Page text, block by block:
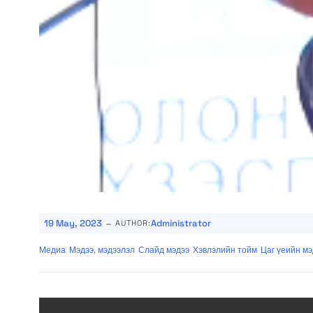
19 May, 2023 - AUTHOR:Administrator
Медиа Мэдээ, мэдээлэл Слайд мэдээ Хэвлэлийн тойм Цаг үеийн